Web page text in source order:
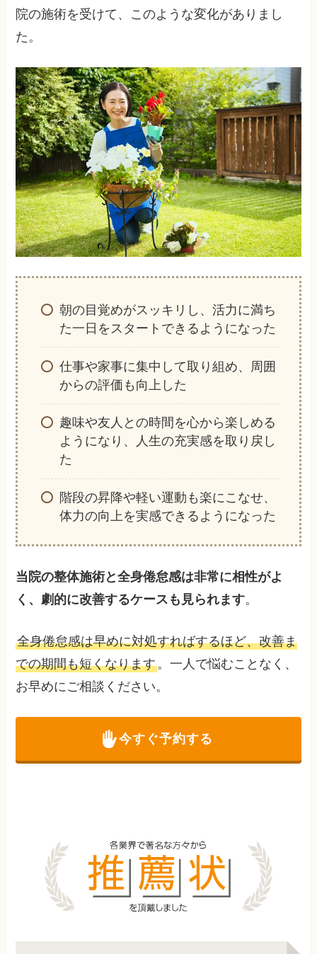
院の施術を受けて、このような変化がありまし
た。
朝の目覚めがスッキリし、活力に満ち
た一日をスタートできるようになった
仕事や家事に集中して取り組め、周囲
からの評価も向上した
趣味や友人との時間を心から楽しめる
ようになり、人生の充実感を取り戻し
た
階段の昇降や軽い運動も楽にこなせ、
体力の向上を実感できるようになった
当院の整体施術と全身倦怠感は非常に相性がよ
く、劇的に改善するケースも見られます。
全身倦怠感は早めに対処すればするほど、改善ま
での期間も短くなります。一人で悩むことなく、
お早めにご相談ください。
今すぐ予約する